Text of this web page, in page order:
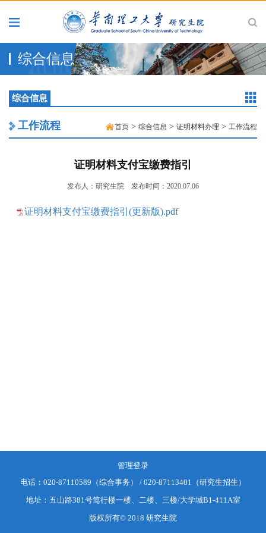
综合信息
综合信息
工作流程 首页 > 综合信息 > 证明材料办理 > 工作流程
证明材料支付宝缴费指引
发布人：研究生院 发布时间：2020.07.06
证明材料支付宝缴费指引(更新版).pdf
管理登录
电话： 020-87110589（综合事务） / 020-87113401（研究生招生）
地址： 五山路381号笃行楼一楼、二楼、三楼/大学城B1-411A室
版权所有© 2018 研究生院